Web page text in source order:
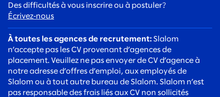
Des difficultés à vous inscrire ou à postuler?
Écrivez‑nous
À toutes les agences de recrutement: Slalom
n’accepte pas les CV provenant d’agences de
placement. Veuillez ne pas envoyer de CV d’agence à
notre adresse d’offres d’emploi, aux employés de
Slalom ou à tout autre bureau de Slalom. Slalom n’est
pas responsable des frais liés aux CV non sollicités